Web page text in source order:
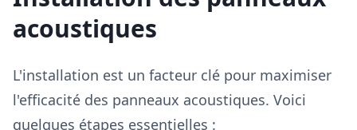
acoustiques
L'installation est un facteur clé pour maximiser
l'efficacité des panneaux acoustiques. Voici
quelques étapes essentielles :